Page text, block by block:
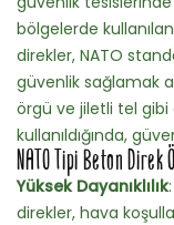
bölgelerde
direkler, NATO
güvenlik sağlamak
örgü ve jiletli tel
kullanıldığında,
NATO Tipi Beton
Yüksek Dayanıklılık
direkler, hava